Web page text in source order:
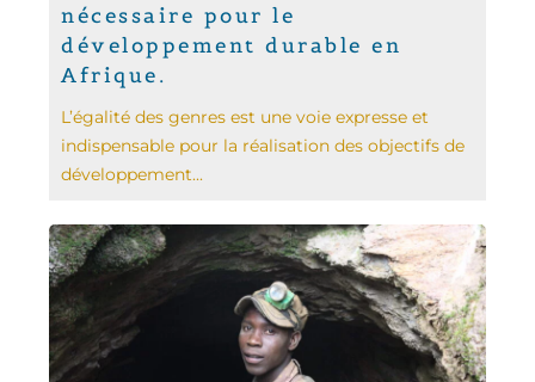
nécessaire pour le
développement durable en
Afrique.
L’égalité des genres est une voie expresse et
indispensable pour la réalisation des objectifs de
développement...